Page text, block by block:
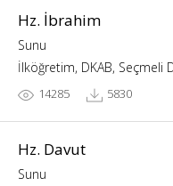
Hz. İbrahim
Sunu
İlköğretim, DKAB, Seçmeli
14285 5830
Hz. Davut
Sunu